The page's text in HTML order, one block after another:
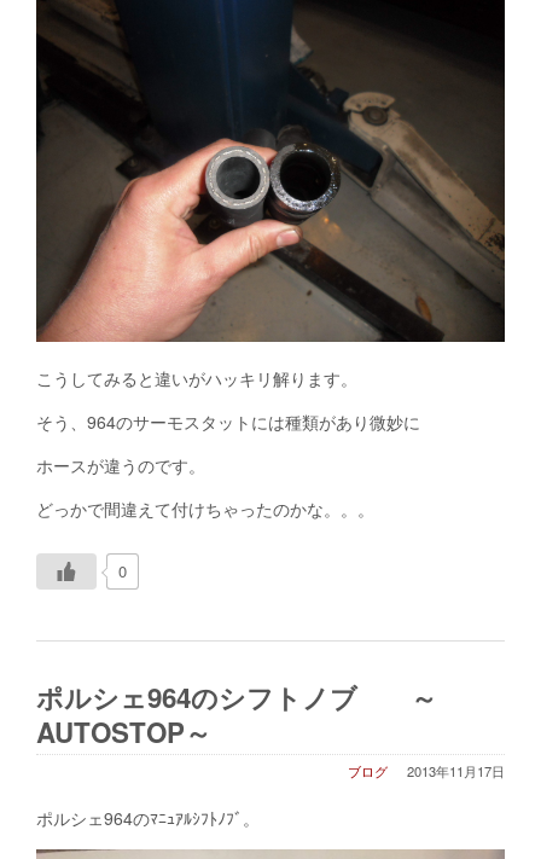
こうしてみると違いがハッキリ解ります。
そう、964のサーモスタットには種類があり微妙に
ホースが違うのです。
どっかで間違えて付けちゃったのかな。。。
0
ポルシェ964のシフトノブ ～
AUTOSTOP～
2013年11月17日
ブログ
ポルシェ964のﾏﾆｭｱﾙｼﾌﾄﾉﾌﾞ。